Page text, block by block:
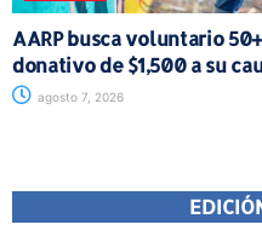
AARP busca voluntario
donativo de $1,500 a su
agosto 7, 2026